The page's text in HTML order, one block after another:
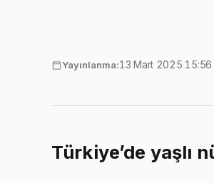
Yayınlanma:13 Mart 2025 15:56
Türkiye’de yaşlı